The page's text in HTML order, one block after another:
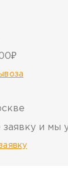
и мы